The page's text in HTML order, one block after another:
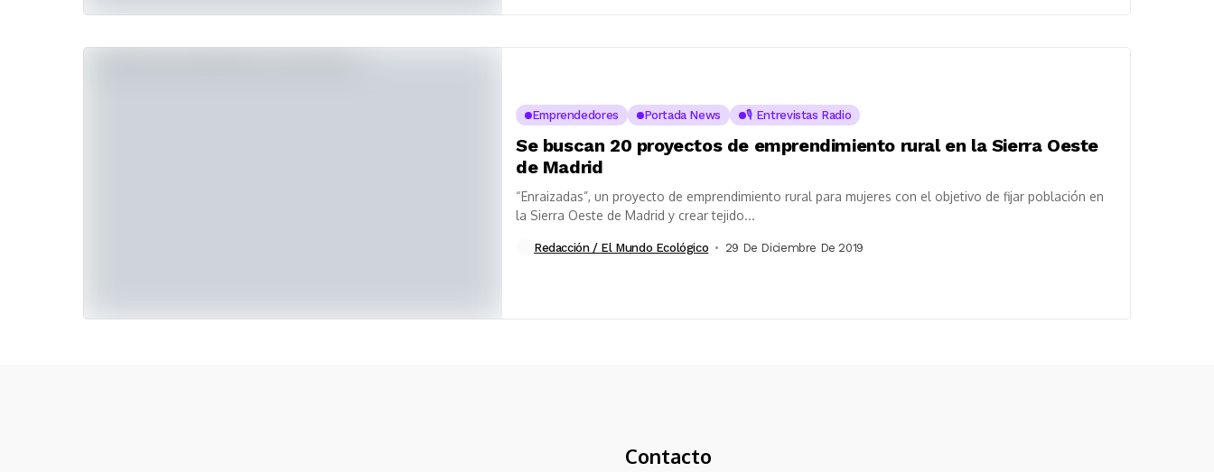
Emprendedores Portada News 🎙️ Entrevistas Radio
Se buscan 20 proyectos de emprendimiento rural en la Sierra Oeste
de Madrid
“Enraizadas”, un proyecto de emprendimiento rural para mujeres con el objetivo de fijar población en
la Sierra Oeste de Madrid y crear tejido...
Redacción / El Mundo Ecológico 29 De Diciembre De 2019
Contacto